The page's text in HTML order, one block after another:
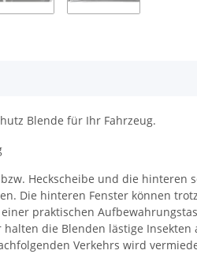
Blende für Ihr Fahrzeug.
Heckscheibe und die
Die hinteren Fenster können
praktischen
die Blenden lästige
Verkehrs wird